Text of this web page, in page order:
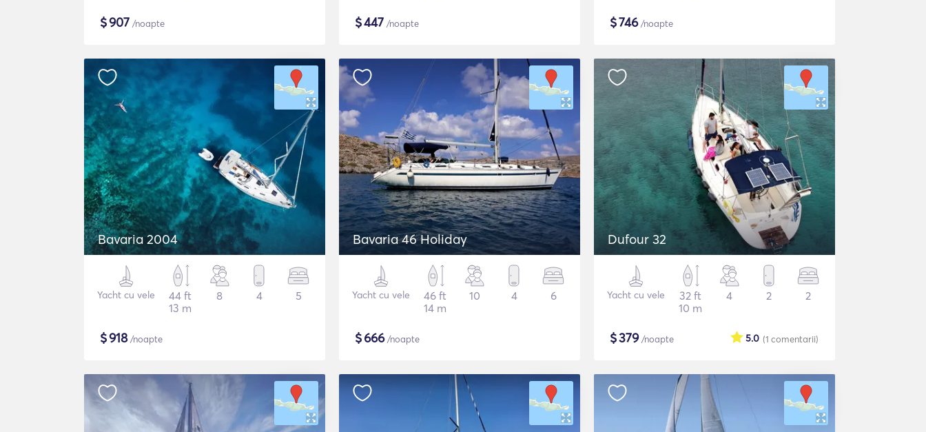
$907 /noapte $447 /noapte $746/noapte
Bavaria 2004
Yacht cu vele
44 ft
13 m
8 4 5
$918/noapte
Bavaria 46 Holiday
Yacht cu vele
46 ft
14 m
10 4 6
$666/noapte
Dufour 32
Yacht cu vele
32 ft
10 m
4 2 2
$379/noapte (1 comentarii)
5.0